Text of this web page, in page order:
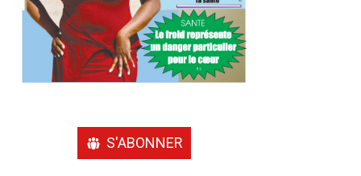
S'ABONNER